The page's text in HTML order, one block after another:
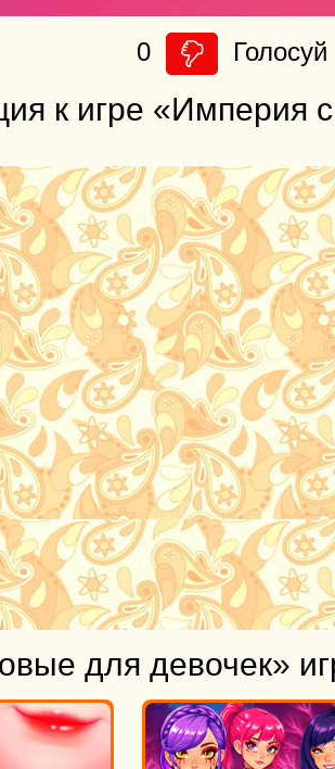
0 Голосуй
к игре «Империя
для девочек»